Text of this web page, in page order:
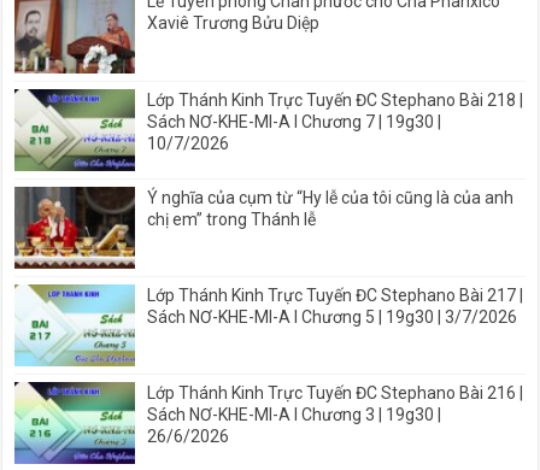
Xaviê Trương Bửu Diệp
Lớp Thánh Kinh Trực Tuyến ĐC Stephano Bài 218 |
Sách NƠ-KHE-MI-A I Chương 7 | 19g30 |
10/7/2026
Ý nghĩa của cụm từ “Hy lễ của tôi cũng là của anh
chị em” trong Thánh lễ
Lớp Thánh Kinh Trực Tuyến ĐC Stephano Bài 217 |
Sách NƠ-KHE-MI-A I Chương 5 | 19g30 | 3/7/2026
Lớp Thánh Kinh Trực Tuyến ĐC Stephano Bài 216 |
Sách NƠ-KHE-MI-A I Chương 3 | 19g30 |
26/6/2026